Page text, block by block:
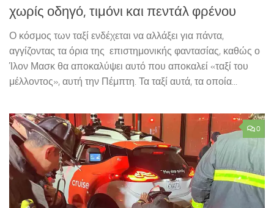
χωρίς οδηγό, τιμόνι και πεντάλ φρένου
Ο κόσμος των ταξί ενδέχεται να αλλάξει για πάντα,
αγγίζοντας τα όρια της επιστημονικής φαντασίας, καθώς ο
Ίλον Μασκ θα αποκαλύψει αυτό που αποκαλεί «ταξί του
μέλλοντος», αυτή την Πέμπτη. Τα ταξί αυτά, τα οποία...
0